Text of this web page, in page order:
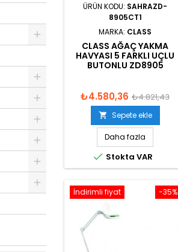
ÜRÜN KODU: SAHRAZD-
8905CT1
MARKA: CLASS
CLASS AĞAÇ YAKMA
HAVYASI 5 FARKLI UÇLU
BUTONLU ZD8905
₺4.580,36 ₺4.821,43
 Sepete ekle
Daha fazla
 Stokta VAR
-35%
İndirimli fiyat